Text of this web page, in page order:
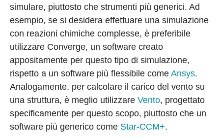
simulare, piuttosto che strumenti più generici. Ad
esempio, se si desidera effettuare una simulazione
con reazioni chimiche complesse, è preferibile
utilizzare Converge, un software creato
appositamente per questo tipo di simulazione,
rispetto a un software più flessibile come Ansys.
Analogamente, per calcolare il carico del vento su
una struttura, è meglio utilizzare Vento, progettato
specificamente per questo scopo, piuttosto che un
software più generico come Star-CCM+.